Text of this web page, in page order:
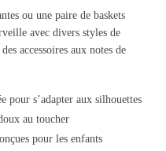
ou une paire de baskets
avec divers styles de
accessoires aux notes de
pour s’adapter aux silhouettes
au toucher
pour les enfants